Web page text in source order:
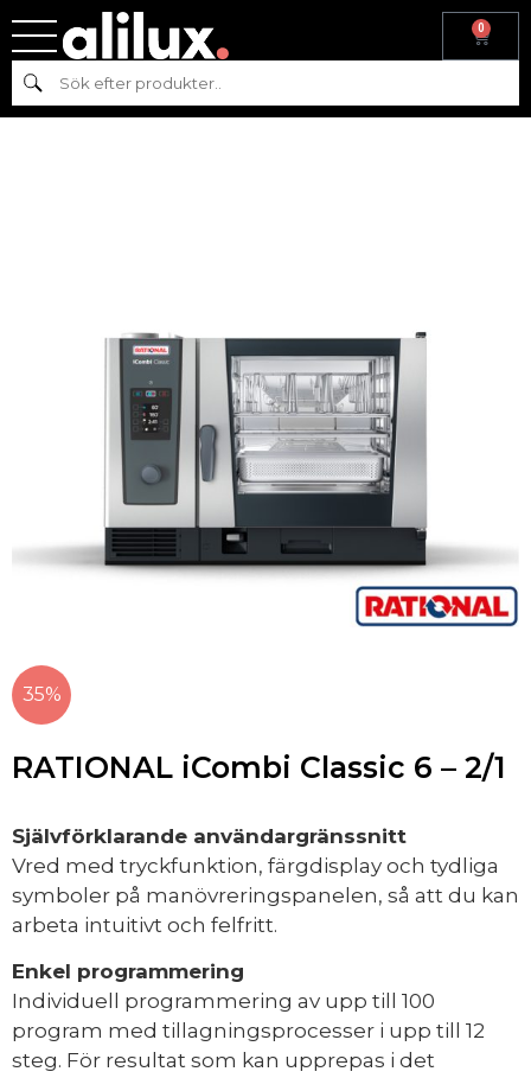
0
Sök
Hem
Clacssic/ RATIONAL iCombi Classic 6 – 2/1
35%
RATIONAL iCombi Classic 6 – 2/1
Självförklarande användargränssnitt
Vred med tryckfunktion, färgdisplay och tydliga
symboler på manövreringspanelen, så att du kan
arbeta intuitivt och felfritt.
Enkel programmering
Individuell programmering av upp till 100
program med tillagningsprocesser i upp till 12
steg. För resultat som kan upprepas i det